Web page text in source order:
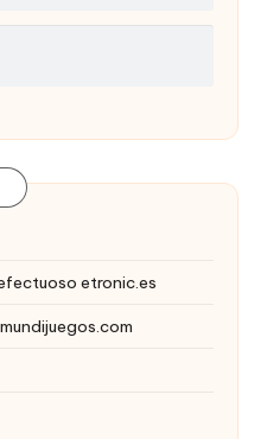
etronic.es